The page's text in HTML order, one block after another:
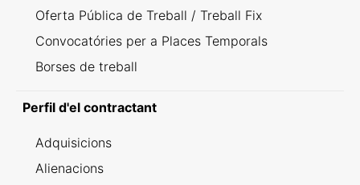
Oferta Pública de Treball / Treball Fix
Convocatóries per a Places Temporals
Borses de treball
Perfil d'el contractant
Adquisicions
Alienacions